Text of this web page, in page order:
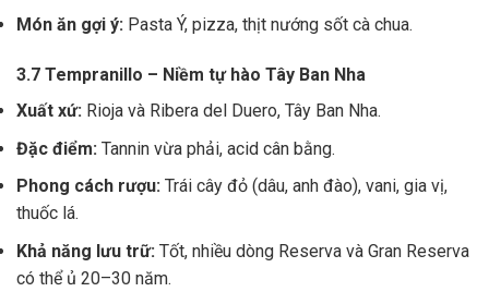
Món ăn gợi ý: Pasta Ý, pizza, thịt nướng sốt cà chua.
3.7 Tempranillo – Niềm tự hào Tây Ban Nha
Xuất xứ: Rioja và Ribera del Duero, Tây Ban Nha.
Đặc điểm: Tannin vừa phải, acid cân bằng.
Phong cách rượu: Trái cây đỏ (dâu, anh đào), vani, gia vị,
thuốc lá.
Khả năng lưu trữ: Tốt, nhiều dòng Reserva và Gran Reserva
có thể ủ 20–30 năm.